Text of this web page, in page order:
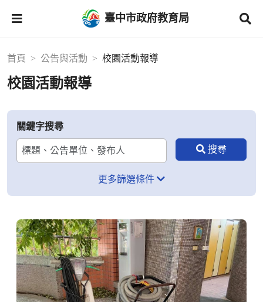
臺中市政府教育局
首頁 公告與活動 校園活動報導
校園活動報導
關鍵字搜尋
更多篩選條件